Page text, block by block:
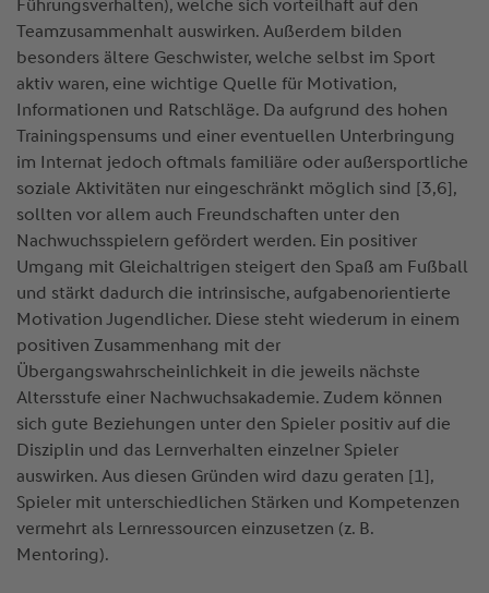
Führungsverhalten), welche sich vorteilhaft auf den
Teamzusammenhalt auswirken. Außerdem bilden
besonders ältere Geschwister, welche selbst im Sport
aktiv waren, eine wichtige Quelle für Motivation,
Informationen und Ratschläge. Da aufgrund des hohen
Trainingspensums und einer eventuellen Unterbringung
im Internat jedoch oftmals familiäre oder außersportliche
soziale Aktivitäten nur eingeschränkt möglich sind [3,6],
sollten vor allem auch Freundschaften unter den
Nachwuchsspielern gefördert werden. Ein positiver
Umgang mit Gleichaltrigen steigert den Spaß am Fußball
und stärkt dadurch die intrinsische, aufgabenorientierte
Motivation Jugendlicher. Diese steht wiederum in einem
positiven Zusammenhang mit der
Übergangswahrscheinlichkeit in die jeweils nächste
Altersstufe einer Nachwuchsakademie. Zudem können
sich gute Beziehungen unter den Spieler positiv auf die
Disziplin und das Lernverhalten einzelner Spieler
auswirken. Aus diesen Gründen wird dazu geraten [1],
Spieler mit unterschiedlichen Stärken und Kompetenzen
vermehrt als Lernressourcen einzusetzen (z. B.
Mentoring).